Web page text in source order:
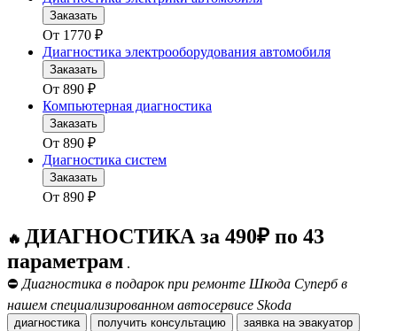
Заказать
От 1770 ₽
Диагностика электрооборудования автомобиля
Заказать
От 890 ₽
Компьютерная диагностика
Заказать
От 890 ₽
Диагностика систем
Заказать
От 890 ₽
🔥 ДИАГНОСТИКА за 490₽ по 43
параметрам .
⛔ Диагностика в подарок при ремонте Шкода Суперб в
нашем специализированном автосервисе Skoda
диагностика получить консультацию заявка на эвакуатор